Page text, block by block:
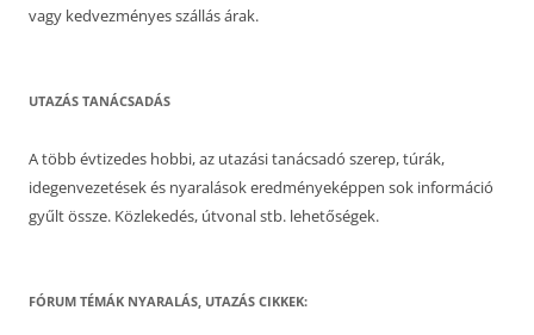
vagy kedvezményes szállás árak.
UTAZÁS TANÁCSADÁS
A több évtizedes hobbi, az utazási tanácsadó szerep, túrák,
idegenvezetések és nyaralások eredményeképpen sok információ
gyűlt össze. Közlekedés, útvonal stb. lehetőségek.
FÓRUM TÉMÁK NYARALÁS, UTAZÁS CIKKEK: